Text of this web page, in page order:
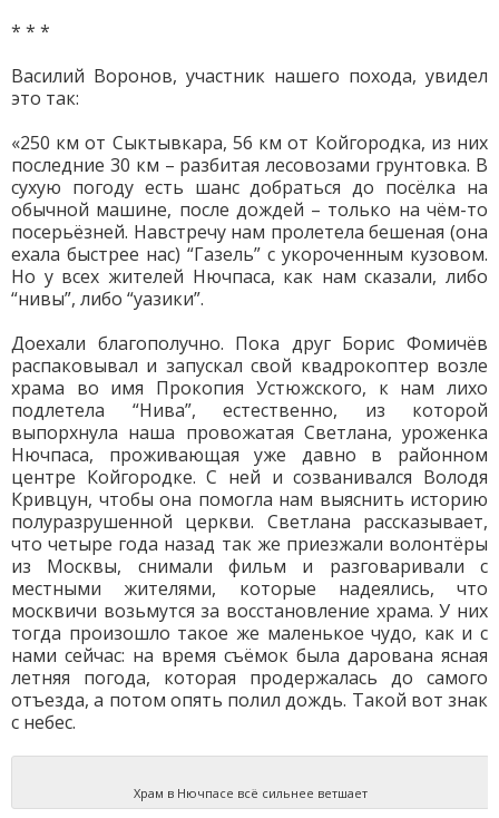
* * *
Василий Воронов, участник нашего похода, увидел
это так:
«250 км от Сыктывкара, 56 км от Койгородка, из них
последние 30 км – разбитая лесовозами грунтовка. В
сухую погоду есть шанс добраться до посёлка на
обычной машине, после дождей – только на чём-то
посерьёзней. Навстречу нам пролетела бешеная (она
ехала быстрее нас) “Газель” с укороченным кузовом.
Но у всех жителей Нючпаса, как нам сказали, либо
“нивы”, либо “уазики”.
Доехали благополучно. Пока друг Борис Фомичёв
распаковывал и запускал свой квадрокоптер возле
храма во имя Прокопия Устюжского, к нам лихо
подлетела “Нива”, естественно, из которой
выпорхнула наша провожатая Светлана, уроженка
Нючпаса, проживающая уже давно в районном
центре Койгородке. С ней и созванивался Володя
Кривцун, чтобы она помогла нам выяснить историю
полуразрушенной церкви. Светлана рассказывает,
что четыре года назад так же приезжали волонтёры
из Москвы, снимали фильм и разговаривали с
местными жителями, которые надеялись, что
москвичи возьмутся за восстановление храма. У них
тогда произошло такое же маленькое чудо, как и с
нами сейчас: на время съёмок была дарована ясная
летняя погода, которая продержалась до самого
отъезда, а потом опять полил дождь. Такой вот знак
с небес.
Храм в Нючпасе всё сильнее ветшает